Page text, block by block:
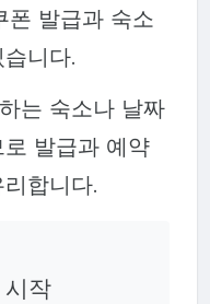
폰 발급과 숙소
니다.
는 숙소나 날짜
발급과 예약
합니다.
시작